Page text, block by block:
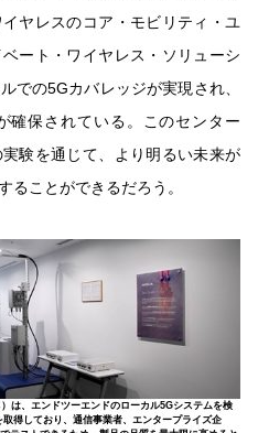
ヤレスのコア・モビリティ・ユ
ート・ワイヤレス・ソリューシ
での5Gカバレッジが実現され、
確保されている。このセンター
験を通じて、より明るい未来が
ることができるだろう。
は、エンドツーエンドのローカル5Gシステムを検
得しており、通信事業者、エンタープライズ企